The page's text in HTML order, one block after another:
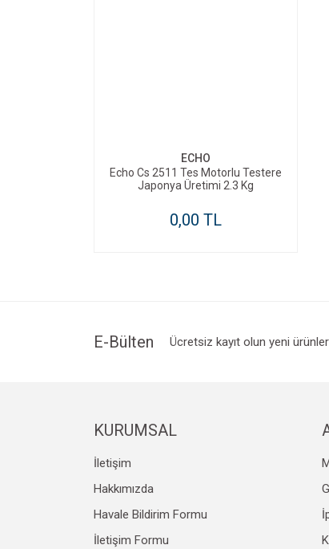
ECHO
Echo Cs 2511 Tes Motorlu Testere
Japonya Üretimi 2.3 Kg
0,00 TL
E-Bülten Ücretsiz kayıt olun yeni
KURUMSAL
İletişim
Hakkımızda
Havale Bildirim Formu
İletişim Formu